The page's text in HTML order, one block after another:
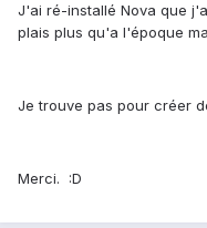
J'ai ré-installé Nova que
plais plus qu'a l'époque
Je trouve pas pour créer
Merci. :D